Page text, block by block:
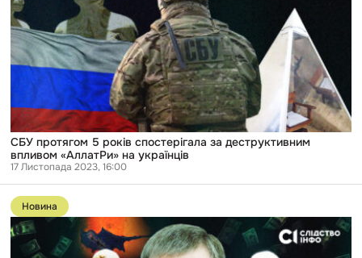
років
спостерігала
за
деструктивним
впливом
«АллатРи»
на
українців
СБУ протягом 5 років спостерігала за деструктивним
впливом «АллатРи» на українців
17 Листопада 2023, 16:00
Перейти
до
публікації
Секта
«АллатРа»
Новина